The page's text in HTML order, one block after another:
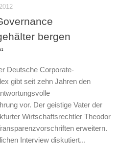
bergen
Deutsche Corporate-
gibt seit zehn Jahren den
vor. Der geistige Vater der
Wirtschaftsrechtler Theodor
erweitern.
Interview diskutiert...